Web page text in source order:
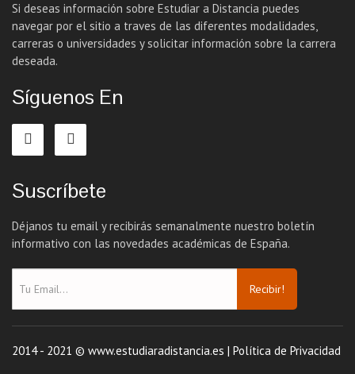
Si deseas información sobre Estudiar a Distancia puedes
navegar por el sitio a traves de las diferentes modalidades,
carreras o universidades y solicitar información sobre la carrera
deseada.
Síguenos En
Suscríbete
Déjanos tu email y recibirás semanalmente nuestro boletín
informativo con las novedades académicas de España.
Recibir!
2014 - 2021 © www.estudiaradistancia.es | Política de Privacidad